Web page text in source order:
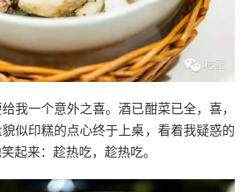
我一个意外之喜。酒已酣菜已全，喜，
似印糕的点心终于上桌，看着我疑惑的
起来：趁热吃，趁热吃。